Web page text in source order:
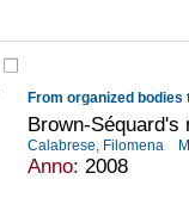
From organized
Brown-Séquard's
Calabrese, Filomena
Anno: 2008